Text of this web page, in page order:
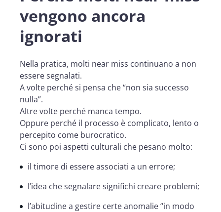
vengono ancora
ignorati
Nella pratica, molti near miss continuano a non
essere segnalati.
A volte perché si pensa che “non sia successo
nulla”.
Altre volte perché manca tempo.
Oppure perché il processo è complicato, lento o
percepito come burocratico.
Ci sono poi aspetti culturali che pesano molto:
il timore di essere associati a un errore;
l’idea che segnalare significhi creare problemi;
l’abitudine a gestire certe anomalie “in modo